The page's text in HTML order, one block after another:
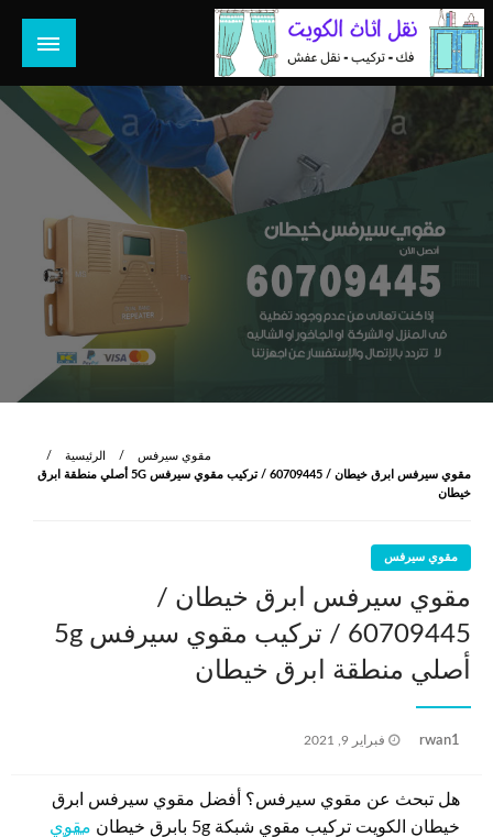
التخطي
إلى
المحتوى
هل تبحث
هل تبحث عن أفضل خدمات بالكويت؟ خدمة فك نقل تركيب صيانة
تصليح جميع الخدمات المنزلية في الكويت
الرئيسية
مقوي سيرفس
مقوي سيرفس ابرق خيطان / 60709445 / تركيب مقوي سيرفس 5G أصلي منطقة ابرق
خيطان
مقوي سيرفس
مقوي سيرفس ابرق خيطان /
60709445 / تركيب مقوي سيرفس 5g
أصلي منطقة ابرق خيطان
rwan1
نُشر
فبراير 9, 2021
هل تبحث عن مقوي سيرفس؟ أفضل مقوي سيرفس ابرق
خيطان الكويت تركيب مقوي شبكة 5g بابرق خيطان
مقوي